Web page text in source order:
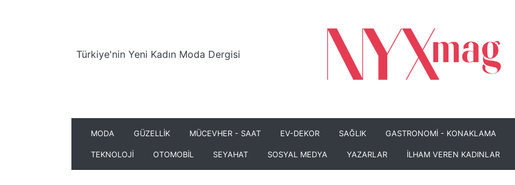
Türkiye'nin Yeni Kadın Moda Dergisi
MODA GÜZELLİK MÜCEVHER - SAAT EV-DEKOR SAĞLIK GASTRONOMİ - KONAKLAMA
TEKNOLOJİ OTOMOBİL SEYAHAT SOSYAL MEDYA YAZARLAR İLHAM VEREN KADINLAR